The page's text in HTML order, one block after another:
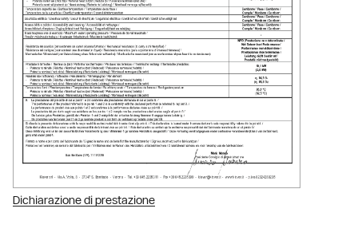
Dichiarazione di prestazione